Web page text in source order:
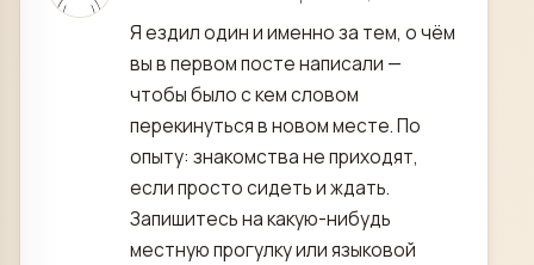
Я ездил один и именно за тем, о чём
вы в первом посте написали —
чтобы было с кем словом
перекинуться в новом месте. По
опыту: знакомства не приходят,
если просто сидеть и ждать.
Запишитесь на какую-нибудь
местную прогулку или языковой